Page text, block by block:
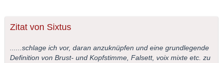
Zitat von Sixtus
......schlage ich vor, daran anzuknüpfen und eine grundlegende
Definition von Brust- und Kopfstimme, Falsett, voix mixte etc. zu